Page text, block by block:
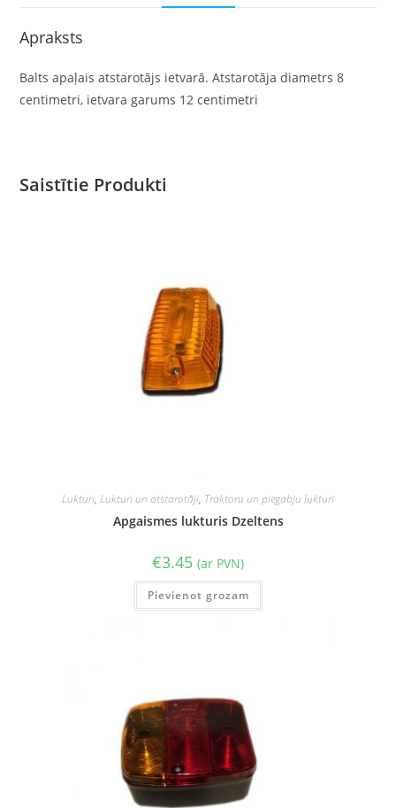
Apraksts
Balts apaļais atstarotājs ietvarā. Atstarotāja diametrs 8
centimetri, ietvara garums 12 centimetri
Saistītie Produkti
Lukturi, Lukturi un atstarotāji, Traktoru un piegabju lukturi
Apgaismes lukturis Dzeltens
€3.45 (ar PVN)
Pievienot grozam